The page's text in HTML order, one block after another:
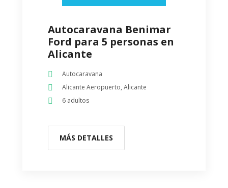
Autocaravana Benimar
Ford para 5 personas en
Alicante
Autocaravana
Alicante Aeropuerto, Alicante
6 adultos
MÁS DETALLES